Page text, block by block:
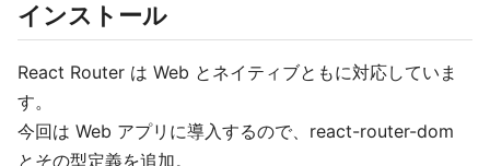
インストール
React Router は Web とネイティブともに対応していま
す。
今回は Web アプリに導入するので、react-router-dom
とその型定義を追加。